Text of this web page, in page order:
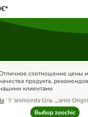
категории: Собаки
Откройте меню
Грызуны и
animonda GranCarno
Выбор zoochic
соотношение цены и
качества продукта,
нашими клиентами